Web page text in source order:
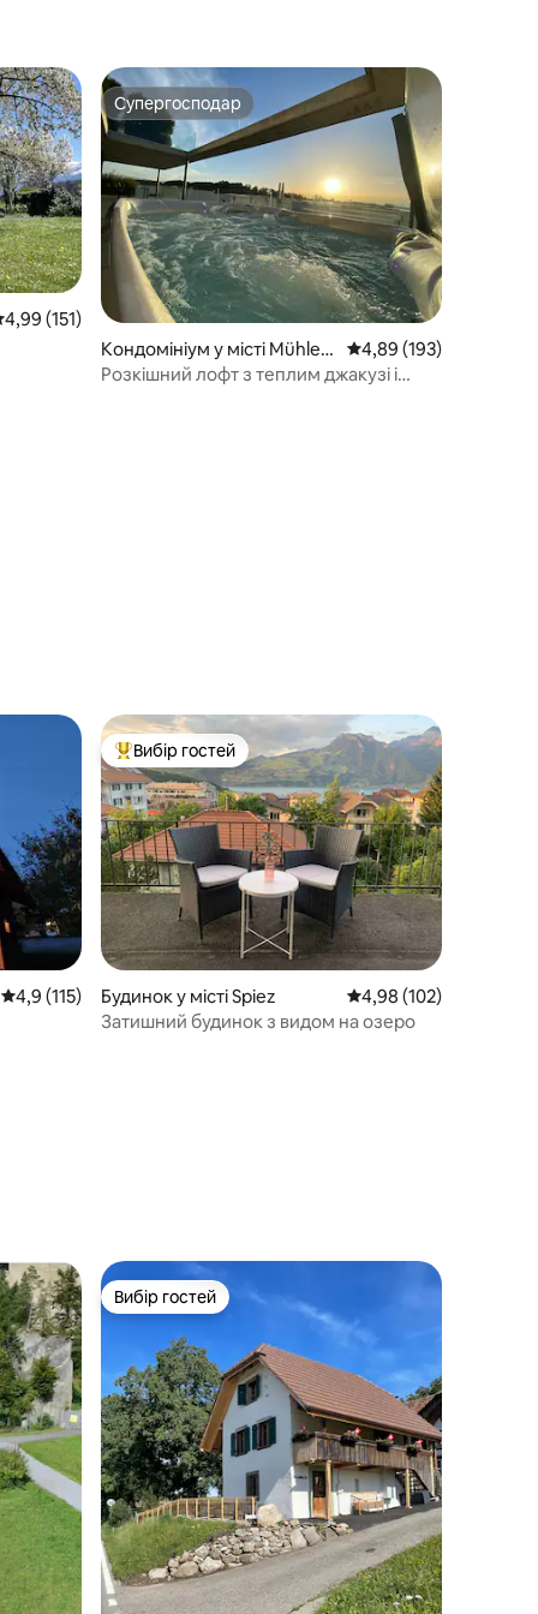
оцінка: 4,99 з 5, відгуки: 151
4,99 (151)
Супергосподар
Супергосподар
Кондомініум у місті Mühleb
erg
Середня оцінка: 4,89
4,89 (193)
Розкішний лофт з теплим джакузі і
Середня оцінка: 4,9 з 5, відгуки: 115
4,9 (115)
Топ вибір гостей
Вибір гостей
Будинок у місті Spiez Середня оцінка: 4,98
4,98 (102)
Затишний будинок з видом на озеро
Вибір гостей
Вибір гостей